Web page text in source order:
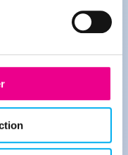
depuis
les